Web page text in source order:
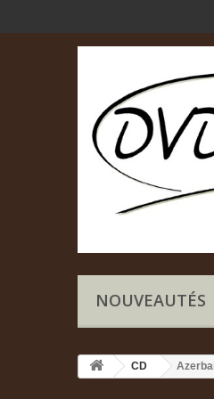
NOUVEAUTÉS
CD